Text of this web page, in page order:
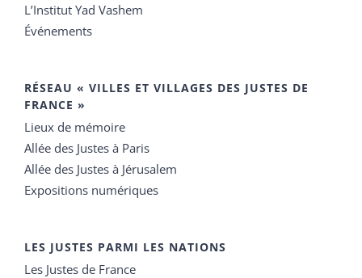
L’Institut Yad Vashem
Événements
RÉSEAU « VILLES ET VILLAGES DES JUSTES DE
FRANCE »
Lieux de mémoire
Allée des Justes à Paris
Allée des Justes à Jérusalem
Expositions numériques
LES JUSTES PARMI LES NATIONS
Les Justes de France